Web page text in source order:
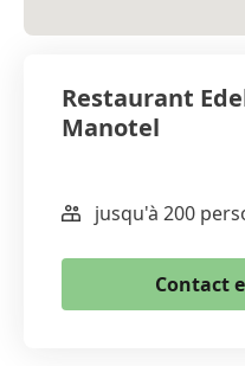
Restaurant
Manotel
WhatsApp
Email
Copier le lien
jusqu'à 200
Contact